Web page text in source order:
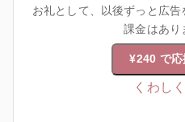
お礼として、以後ずっと広
課金はあり
¥240 で応
くわし